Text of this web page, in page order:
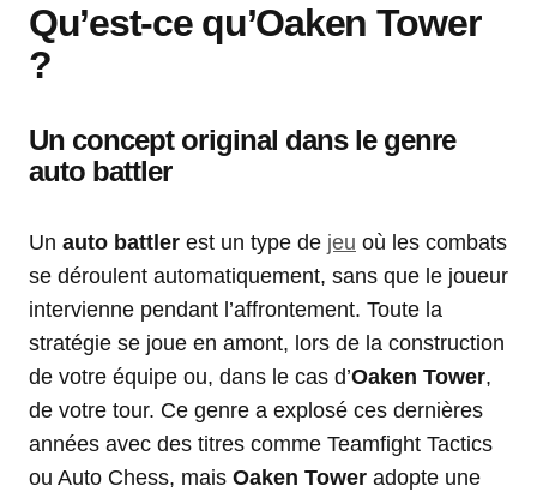
Qu’est-ce qu’Oaken Tower
?
Un concept original dans le genre
auto battler
Un auto battler est un type de jeu où les combats
se déroulent automatiquement, sans que le joueur
intervienne pendant l’affrontement. Toute la
stratégie se joue en amont, lors de la construction
de votre équipe ou, dans le cas d’Oaken Tower,
de votre tour. Ce genre a explosé ces dernières
années avec des titres comme Teamfight Tactics
ou Auto Chess, mais Oaken Tower adopte une